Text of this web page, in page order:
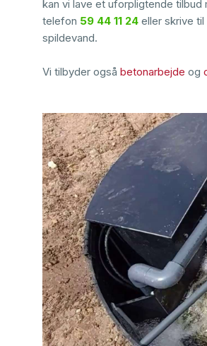
kan vi lave et uforpligtende
telefon 59 44 11 24 eller skrive til
spildevand.
Vi tilbyder ogsåbetonarbejde og